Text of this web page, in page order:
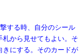
する時、自分のシール
札から見せてもよい。そ
きにする。そのカードが